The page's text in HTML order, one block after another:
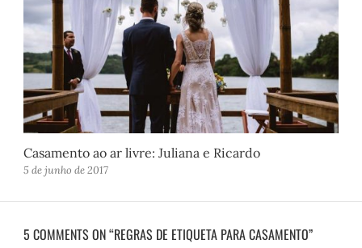
Casamento ao ar livre: Juliana e Ricardo
5 de junho de 2017
5 COMMENTS ON “REGRAS DE ETIQUETA PARA CASAMENTO”